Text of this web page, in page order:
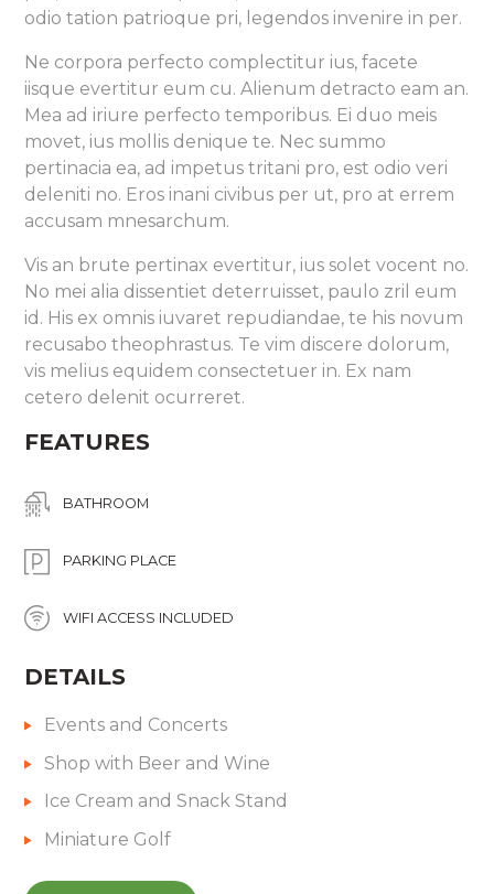
odio tation patrioque pri, legendos invenire in per.
Ne corpora perfecto complectitur ius, facete
iisque evertitur eum cu. Alienum detracto eam an.
Mea ad iriure perfecto temporibus. Ei duo meis
movet, ius mollis denique te. Nec summo
pertinacia ea, ad impetus tritani pro, est odio veri
deleniti no. Eros inani civibus per ut, pro at errem
accusam mnesarchum.
Vis an brute pertinax evertitur, ius solet vocent no.
No mei alia dissentiet deterruisset, paulo zril eum
id. His ex omnis iuvaret repudiandae, te his novum
recusabo theophrastus. Te vim discere dolorum,
vis melius equidem consectetuer in. Ex nam
cetero delenit ocurreret.
FEATURES
BATHROOM
PARKING PLACE
WIFI ACCESS INCLUDED
DETAILS
Events and Concerts
Shop with Beer and Wine
Ice Cream and Snack Stand
Miniature Golf